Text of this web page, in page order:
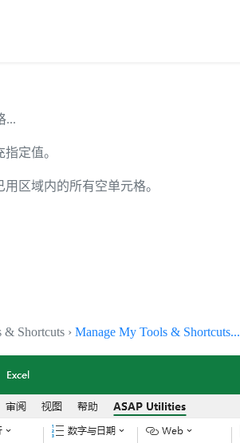
...
定值。
区域内的所有空单元格。
Shortcuts › Manage My Tools & Shortcuts...